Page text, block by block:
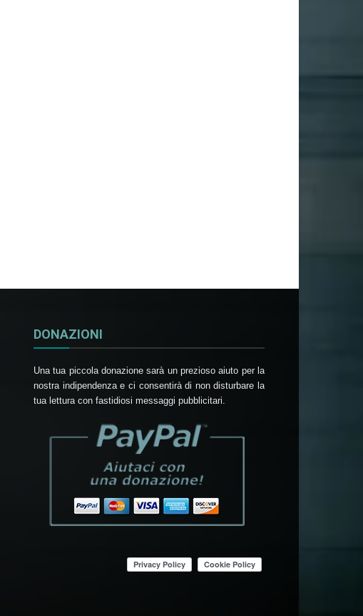
DONAZIONI
Una tua piccola donazione sarà un prezioso aiuto per la
nostra indipendenza e ci consentirà di non disturbare la
tua lettura con fastidiosi messaggi pubblicitari.